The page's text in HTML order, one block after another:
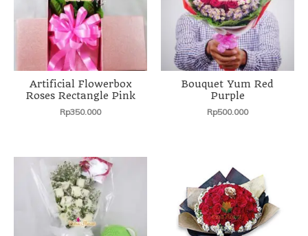
Artificial Flowerbox
Roses Rectangle Pink
Rp350.000
Bouquet Yum Red
Purple
Rp500.000